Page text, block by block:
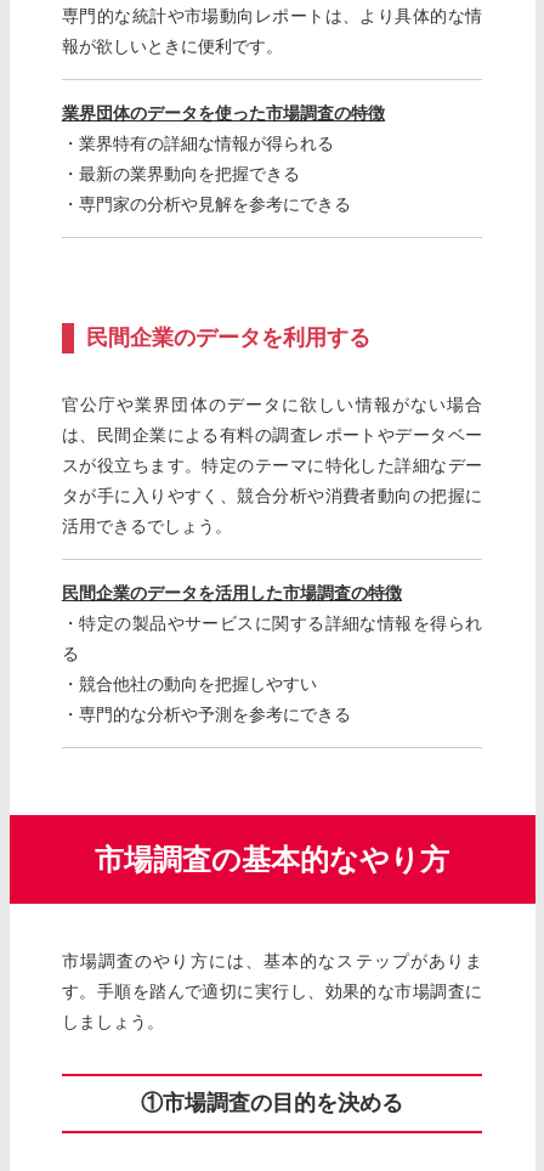
専門的な統計や市場動向レポートは、より具体的な情
報が欲しいときに便利です。
業界団体のデータを使った市場調査の特徴
・業界特有の詳細な情報が得られる
・最新の業界動向を把握できる
・専門家の分析や見解を参考にできる
民間企業のデータを利用する
官公庁や業界団体のデータに欲しい情報がない場合
は、民間企業による有料の調査レポートやデータベー
スが役立ちます。特定のテーマに特化した詳細なデー
タが手に入りやすく、競合分析や消費者動向の把握に
活用できるでしょう。
民間企業のデータを活用した市場調査の特徴
・特定の製品やサービスに関する詳細な情報を得られ
る
・競合他社の動向を把握しやすい
・専門的な分析や予測を参考にできる
市場調査の基本的なやり方
市場調査のやり方には、基本的なステップがありま
す。手順を踏んで適切に実行し、効果的な市場調査に
しましょう。
①市場調査の目的を決める